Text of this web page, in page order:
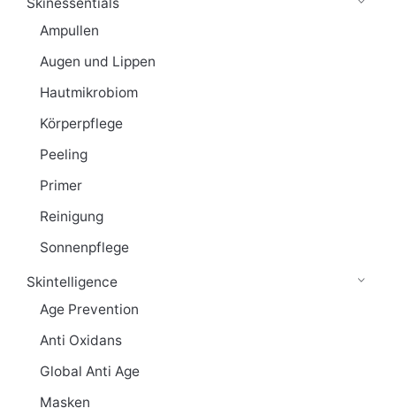
Ampullen
Augen und Lippen
Hautmikrobiom
Körperpflege
Peeling
Primer
Reinigung
Sonnenpflege
Skintelligence
Age Prevention
Anti Oxidans
Global Anti Age
Masken